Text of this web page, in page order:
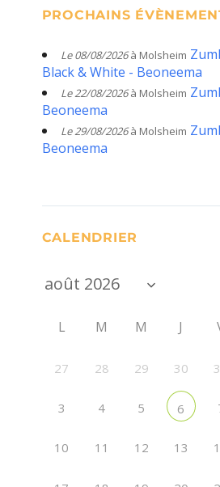
PROCHAINS
Le 08/08/2026à Molsheim
Black & White - Beoneema
Le 22/08/2026à Molsheim
Beoneema
Le 29/08/2026à Molsheim
Beoneema
CALENDRIER
L M M J
27 28 29 30
3 4 5 6
10 11 12 13